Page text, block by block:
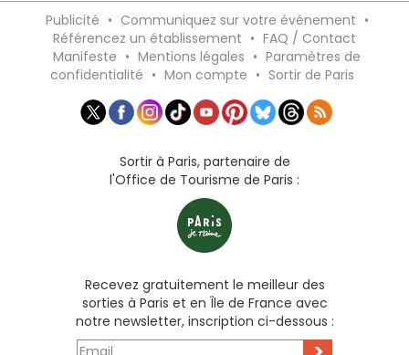
Publicité • Communiquez sur votre événement •
Référencez un établissement • FAQ / Contact
Manifeste • Mentions légales • Paramètres de
confidentialité • Mon compte • Sortir de Paris
Sortir à Paris, partenaire de
l'Office de Tourisme de Paris :
Recevez gratuitement le meilleur des
sorties à Paris et en Île de France avec
notre newsletter, inscription ci-dessous :